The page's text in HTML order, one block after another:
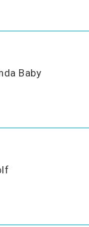
Baby